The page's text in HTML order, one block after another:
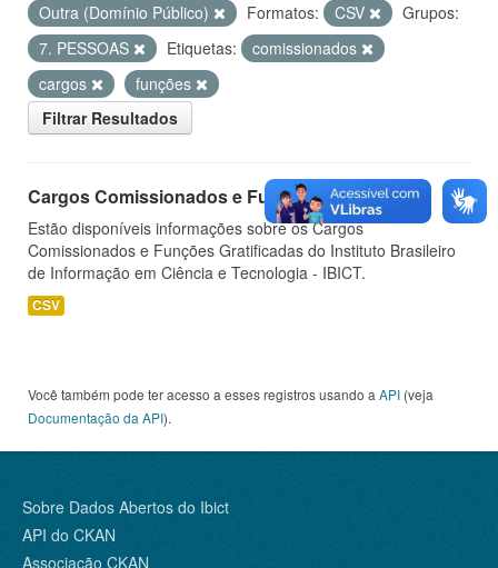
Outra (Domínio Público)
Formatos: CSV
Grupos:
7. PESSOAS
Etiquetas:
comissionados
cargos
funções
Filtrar Resultados
Cargos Comissionados e Funções Gratificadas
Estão disponíveis informações sobre os Cargos
Comissionados e Funções Gratificadas do Instituto Brasileiro
de Informação em Ciência e Tecnologia - IBICT.
CSV
Você também pode ter acesso a esses registros usando a API (veja
Documentação da API).
Sobre Dados Abertos do Ibict
API do CKAN
Associação CKAN